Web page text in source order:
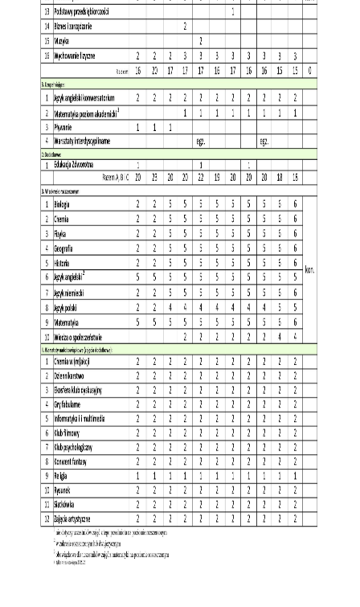
Przewodniczący Rady Szkoły
Szkoła zimowa
Warsztaty interdyscyplinarne
Wykaz podręczników
Zajęcia pozalekcyjne
Aplikacje szkolne
Biblioteka szkolna
Classroom
Dokumenty szkolne
Dyżury Szkolne
Dziennik elektroniczny
Rekrutacja SP
Regulamin rekrutacji do SP
Potrzebne dokumenty
Informacja o teście z języka angielskiego
Stypendia naukowe
Plan nauczania klasa 7. i 8.